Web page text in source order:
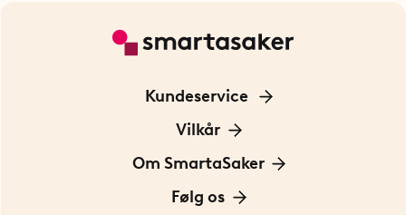
Kundeservice
Kontakt os
Vilkår
Information om cookies
Privatlivspolitik
Om SmartaSaker
Om os
Følg os